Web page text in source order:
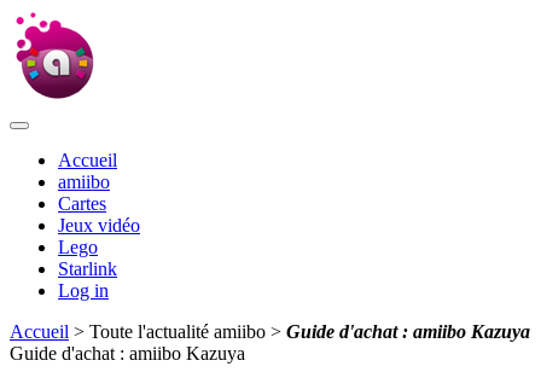
Accueil
amiibo
Cartes
Jeux vidéo
Lego
Starlink
Log in
Accueil > Toute l'actualité amiibo > Guide d'achat : amiibo Kazuya
Guide d'achat : amiibo Kazuya